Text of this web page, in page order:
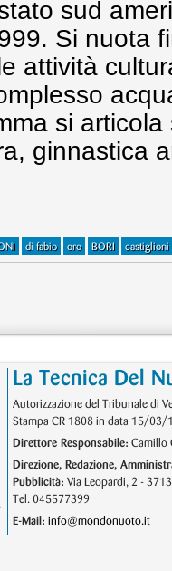
sud
Si nuota
attività
si
ginnastica
di fabio oro BORI castiglioni
La Tecnica Del
Autorizzazione del Tribunale di
Stampa CR 1808 in data 15/03/
Direttore Responsabile: Camillo
Direzione, Redazione,
Pubblicità: Via Leopardi, 2 -
Tel. 045577399
E-Mail: info@mondonuoto.it